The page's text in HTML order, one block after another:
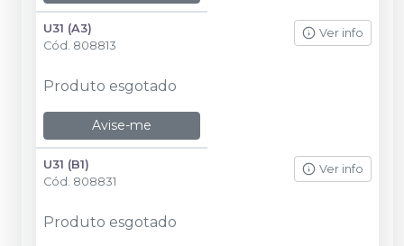
U31 (A3)
Cód. 808813
Ver info
Produto esgotado
Avise-me
U31 (B1)
Cód. 808831
Ver info
Produto esgotado